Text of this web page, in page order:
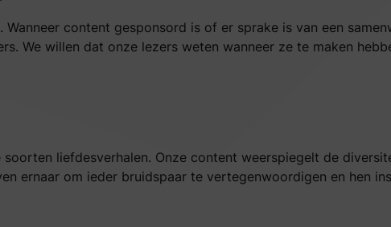
content gesponsord is of er sprake is van een
We willen dat onze lezers weten wanneer ze te maken
liefdesverhalen. Onze content weerspiegelt de
ernaar om ieder bruidspaar te vertegenwoordigen en hen